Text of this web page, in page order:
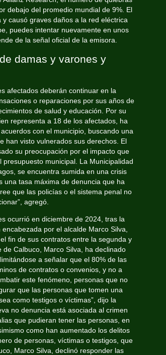
debajo del promedio mundial de 9%. El
causó graves daños a la red eléctrica
puedes intentar nuevamente en unos
de la señal oficial de la emisora.
damas y varones y
afectados deberán continuar en la
o reparaciones por sus años de
de salud y educación. Por su
representa a 18 de los afectados, ha
con el municipio, buscando una
han visto vulnerados sus derechos. El
su preocupación por el impacto que
municipal. La Municipalidad
se encuentra sumida en una crisis
una tasa máxima de denuncia que ha
que las policías o el sistema penal no
agregó.
ocurrió en diciembre de 2024, tras la
por el alcalde Marco Silva,
fin de sus contratos entre la segunda y
Calbuco, Marco Silva, ha declinado
a señalar que el 80% de las
de contratos o convenios, y no a
este fenómeno, personas que no
que las personas que tomen una
como testigos o víctimas”, dijo la
no denuncia está asociada al crimen
que pudieran tener las personas, en
como han aumentado los delitos
de personas, víctimas o testigos, que
Marco Silva, declinó responder las